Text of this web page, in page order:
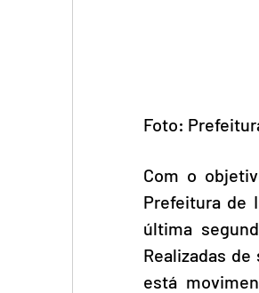
Foto:
Com o
Prefeitura de
última
Realizadas
está